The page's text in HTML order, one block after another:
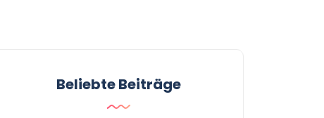
Beliebte Beiträge